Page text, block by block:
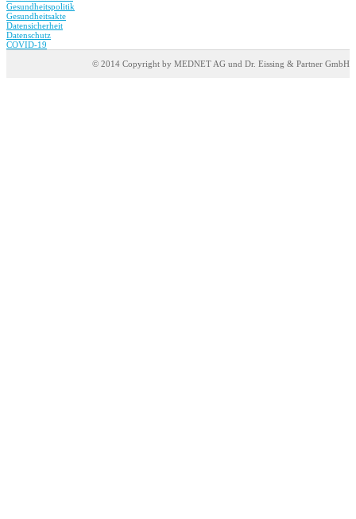
Gesundheitspolitik
Gesundheitsakte
Datensicherheit
Datenschutz
COVID-19
© 2014 Copyright by MEDNET AG und Dr. Eissing & Partner GmbH